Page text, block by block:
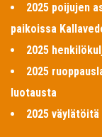
2025 poijujen
paikoissa
2025
2025
luotausta
2025